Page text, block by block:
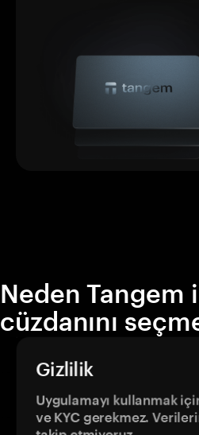
Neden Tangem
cüzdanını
Gizlilik
Uygulamayı kullanmak
ve KYC gerekmez.